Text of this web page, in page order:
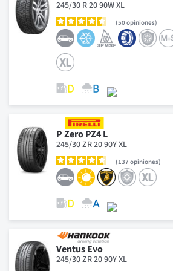
245/30 R 20 90W XL
50opiniones
P Zero PZ4 L
245/30 ZR 20 90Y XL
137 opiniones
Ventus Evo
245/30 ZR 20 90Y XL